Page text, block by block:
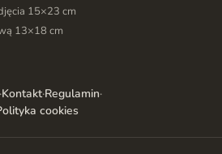
15×23 cm
13×18 cm
·Kontakt·Regulamin·
cookies